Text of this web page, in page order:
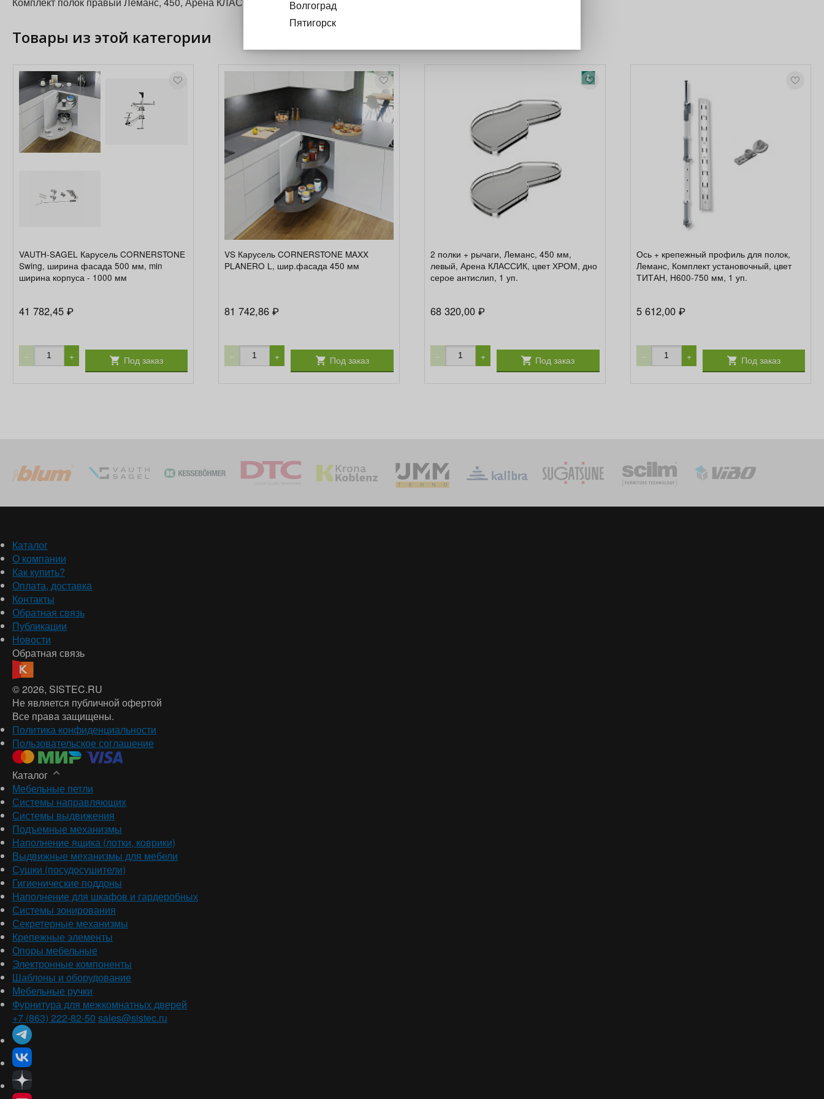
Товары из этой категории
VAUTH-SAGEL Карусель CORNERSTONE
Swing, ширина фасада 500 мм, min
ширина корпуса - 1000 мм
41 782,45 ₽
− + Под заказ
VS Карусель CORNERSTONE MAXX
PLANERO L, шир.фасада 450 мм
81 742,86₽
− + Под заказ
2 полки + рычаги, Леманс, 450 мм,
левый, Арена КЛАССИК, цвет ХРОМ, дно
серое антислип, 1 уп.
68 320,00₽
− + Под заказ
Ось + крепежный профиль для полок,
Леманс, Комплект установочный, цвет
ТИТАН, H600-750 мм, 1 уп.
5 612,00 ₽
− + Под заказ
Каталог
О компании
Как купить?
Оплата, доставка
Контакты
Обратная связь
Публикации
Новости
Обратная связь
© 2026, SISTEC.RU
Не является публичной офертой
Все права защищены.
Политика конфиденциальности
Пользовательское соглашение
Каталог
Мебельные петли
Системы направляющих
Системы выдвижения
Подъемные механизмы
Наполнение ящика (лотки, коврики)
Выдвижные механизмы для мебели
Сушки (посудосушители)
Гигиенические поддоны
Наполнение для шкафов и гардеробных
Системы зонирования
Секретерные механизмы
Крепежные элементы
Опоры мебельные
Электронные компоненты
Шаблоны и оборудование
Мебельные ручки
Фурнитура для межкомнатных дверей
+7 (863) 222-82-50 sales@sistec.ru
Волгоград
Пятигорск